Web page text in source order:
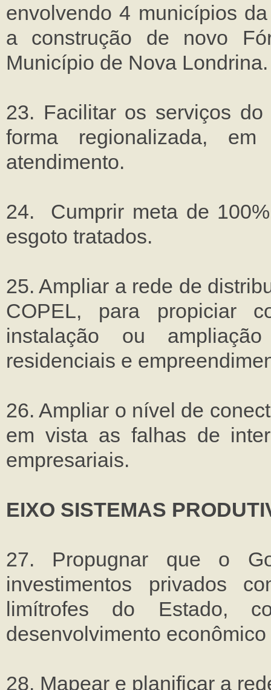
envolvendo 4 municípios
a construção de novo
Município de Nova Londrina.
23. Facilitar os serviços
forma regionalizada,
atendimento.
24. Cumprir meta de
esgoto tratados.
25. Ampliar a rede de
COPEL, para propiciar
instalação ou
residenciais e
26. Ampliar o nível de
em vista as falhas de
empresariais.
EIXO SISTEMAS
27. Propugnar que o
investimentos privados
limítrofes do Estado,
desenvolvimento
28. Mapear e planificar a